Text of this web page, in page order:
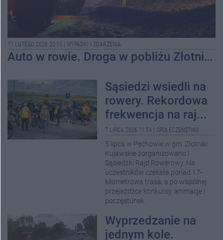
11 LUTEGO 2026 20:10 | WYPADKI I ZDARZENIA
Auto w rowie. Droga w pobliżu Złotnik Kujawskich zablokowana
Sąsiedzi wsiedli na
rowery. Rekordowa
frekwencja na raj...
7 LIPCA 2026 11:54 | SPOŁECZEŃSTWO
5 lipca w Pęchowie w gm. Złotniki
Kujawskie zorganizowano I
Sąsiedzki Rajd Rowerowy. Na
uczestników czekała ponad 17-
kilometrowa trasa, a po wspólnej
przejażdżce konkursy, animacje i
poczęstunek.
Wyprzedzanie na
jednym kole.